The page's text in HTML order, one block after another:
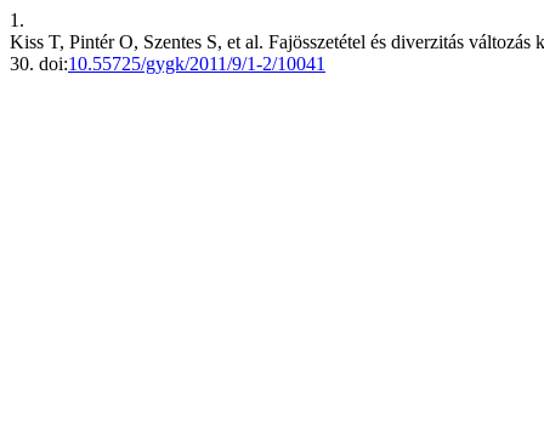
1.
Kiss T, Pintér O, Szentes S, et al. Fajösszetétel és diverzitás
30. doi:10.55725/gygk/2011/9/1-2/10041